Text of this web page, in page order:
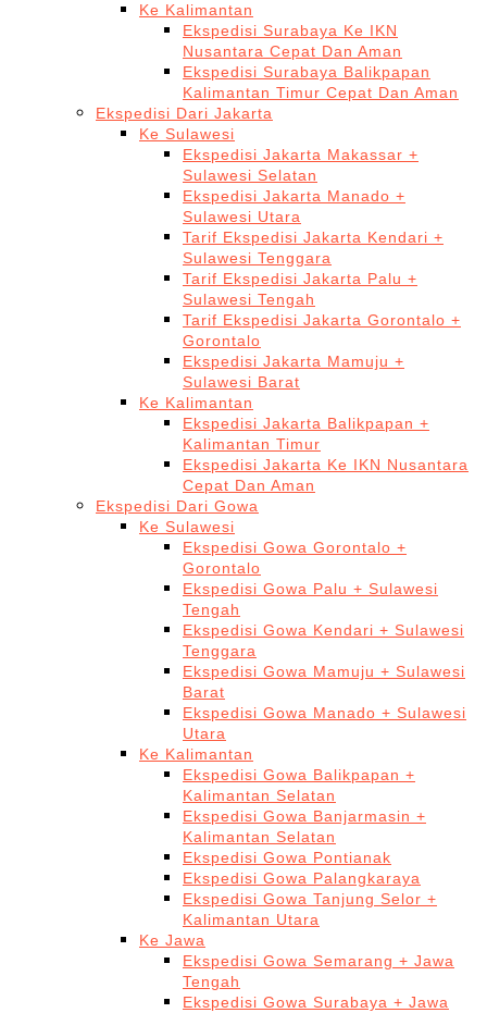
Ke Kalimantan
Ekspedisi Surabaya Ke IKN
Nusantara Cepat Dan Aman
Ekspedisi Surabaya Balikpapan
Kalimantan Timur Cepat Dan Aman
Ekspedisi Dari Jakarta
Ke Sulawesi
Ekspedisi Jakarta Makassar +
Sulawesi Selatan
Ekspedisi Jakarta Manado +
Sulawesi Utara
Tarif Ekspedisi Jakarta Kendari +
Sulawesi Tenggara
Tarif Ekspedisi Jakarta Palu +
Sulawesi Tengah
Tarif Ekspedisi Jakarta Gorontalo +
Gorontalo
Ekspedisi Jakarta Mamuju +
Sulawesi Barat
Ke Kalimantan
Ekspedisi Jakarta Balikpapan +
Kalimantan Timur
Ekspedisi Jakarta Ke IKN Nusantara
Cepat Dan Aman
Ekspedisi Dari Gowa
Ke Sulawesi
Ekspedisi Gowa Gorontalo +
Gorontalo
Ekspedisi Gowa Palu + Sulawesi
Tengah
Ekspedisi Gowa Kendari + Sulawesi
Tenggara
Ekspedisi Gowa Mamuju + Sulawesi
Barat
Ekspedisi Gowa Manado + Sulawesi
Utara
Ke Kalimantan
Ekspedisi Gowa Balikpapan +
Kalimantan Selatan
Ekspedisi Gowa Banjarmasin +
Kalimantan Selatan
Ekspedisi Gowa Pontianak
Ekspedisi Gowa Palangkaraya
Ekspedisi Gowa Tanjung Selor +
Kalimantan Utara
Ke Jawa
Ekspedisi Gowa Semarang + Jawa
Tengah
Ekspedisi Gowa Surabaya + Jawa